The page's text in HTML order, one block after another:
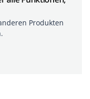
Produkten